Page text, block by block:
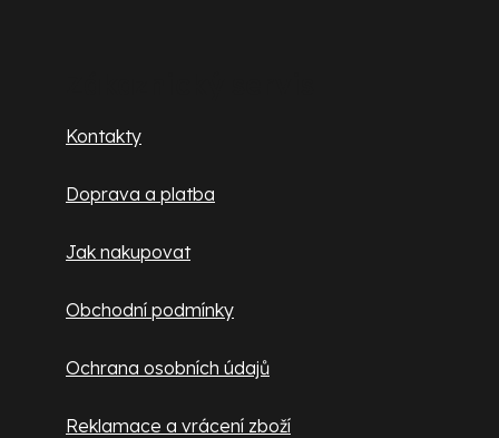
Kontakty
Doprava a platba
Jak nakupovat
Obchodní podmínky
Ochrana osobních údajů
Reklamace a vrácení zboží